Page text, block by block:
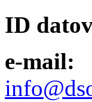
ID
e-mail: